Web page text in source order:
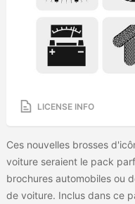
LICENSE INFO
Ces nouvelles brosses
voiture seraient le pack
brochures automobiles ou
de voiture. Inclus dans ce